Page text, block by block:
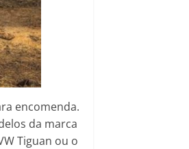
encomenda.
da marca
Tiguan ou o